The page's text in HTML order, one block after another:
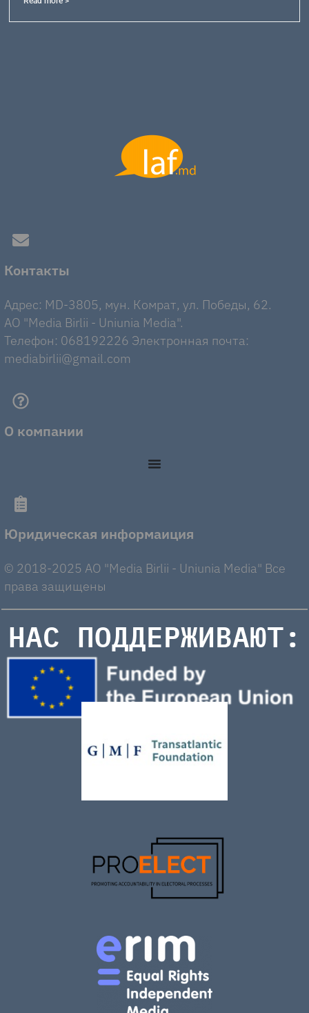
Контакты
Адрес: MD-3805, мун. Комрат, ул. Победы, 62.
AO "Media Birlii - Uniunia Media".
Телефон: 068192226 Электронная почта:
mediabirlii@gmail.com
О компании
Юридическая информаиция
© 2018-2025 AO "Media Birlii - Uniunia Media" Все
права защищены
НАС ПОДДЕРЖИВАЮТ: